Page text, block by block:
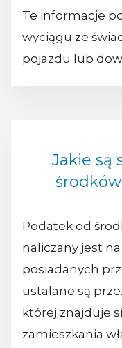
Te informacje
wyciągu ze
pojazdu lub
Jakie są
Podatek od
naliczany jest
posiadanych
ustalane są
której znajduje
zamieszkania